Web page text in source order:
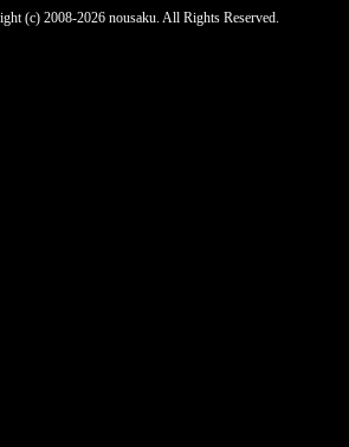
(c) 2008-2026 nousaku. All Rights Reserved.